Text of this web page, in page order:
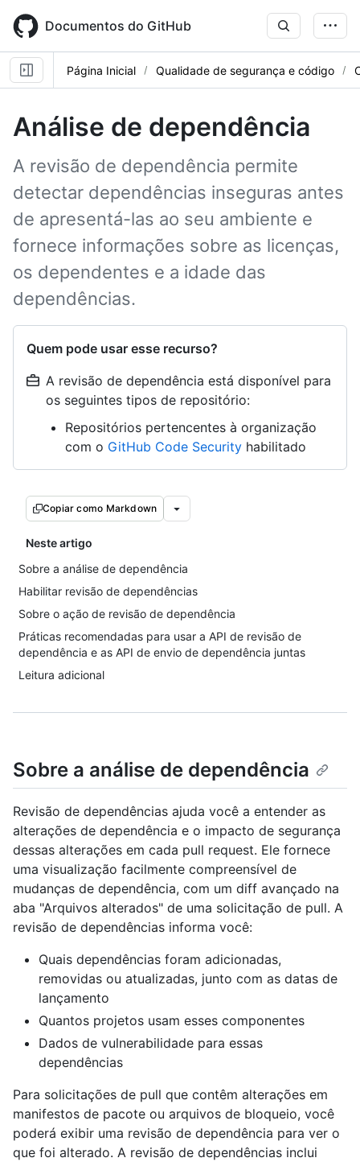
main
content
Documentos do GitHub
Página Inicial Qualidade de segurança e código
Análise de dependência
A revisão de dependência permite
detectar dependências inseguras antes
de apresentá-las ao seu ambiente e
fornece informações sobre as licenças,
os dependentes e a idade das
dependências.
Quem pode usar esse recurso?
A revisão de dependência está disponível para
os seguintes tipos de repositório:
Repositórios pertencentes à organização
com o GitHub Code Security habilitado
Copiar como Markdown
Neste artigo
Sobre a análise de dependência
Habilitar revisão de dependências
Sobre o ação de revisão de dependência
Práticas recomendadas para usar a API de revisão de
dependência e as API de envio de dependência juntas
Leitura adicional
Sobre a análise de dependência
Revisão de dependências ajuda você a entender as
alterações de dependência e o impacto de segurança
dessas alterações em cada pull request. Ele fornece
uma visualização facilmente compreensível de
mudanças de dependência, com um diff avançado na
aba "Arquivos alterados" de uma solicitação de pull. A
revisão de dependências informa você:
Quais dependências foram adicionadas,
removidas ou atualizadas, junto com as datas de
lançamento
Quantos projetos usam esses componentes
Dados de vulnerabilidade para essas
dependências
Para solicitações de pull que contêm alterações em
manifestos de pacote ou arquivos de bloqueio, você
poderá exibir uma revisão de dependência para ver o
que foi alterado. A revisão de dependências inclui